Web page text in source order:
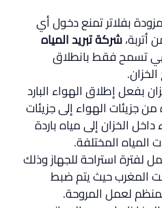
بفلاتر تمنع دخول أي
شركة تبريد المياه
تسمح فقط بانطلاق
بفعل إطلاق الهواء البارد
من جزيئات الهواء إلى جزيئات
داخل الخزان إلى مياه باردة
المياه المختلفة.
لفترة استراحة للجهاز وذلك
المغرب حيث يتم ضبط
لعمل المروحة.